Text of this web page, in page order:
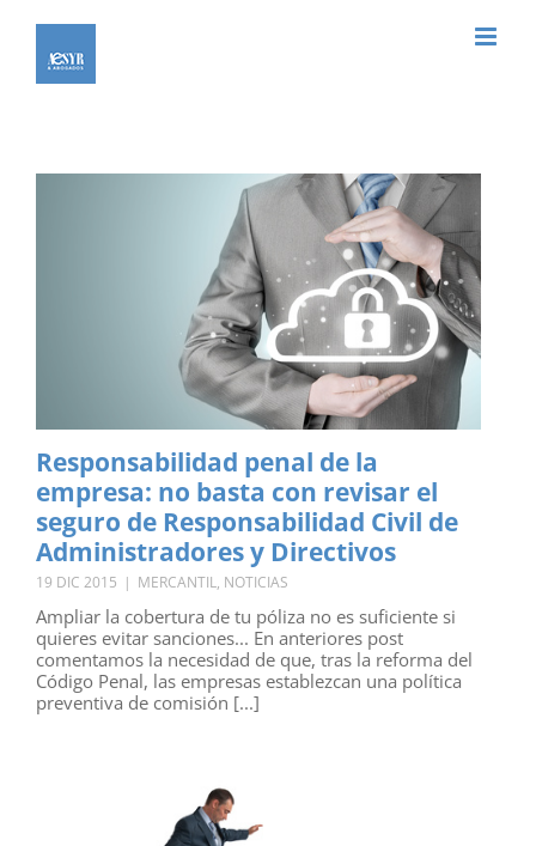
contenido
Responsabilidad penal de la
empresa: no basta con revisar el
seguro de Responsabilidad Civil de
Administradores y Directivos
19 DIC 2015 | MERCANTIL, NOTICIAS
Ampliar la cobertura de tu póliza no es suficiente si
quieres evitar sanciones... En anteriores post
comentamos la necesidad de que, tras la reforma del
Código Penal, las empresas establezcan una política
preventiva de comisión [...]